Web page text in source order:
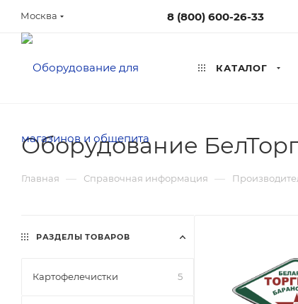
Москва 8 (800) 600-26-33
КАТАЛОГ
Оборудование
Главная — Справочная информация —
РАЗДЕЛЫ ТОВАРОВ
Картофелечистки 5